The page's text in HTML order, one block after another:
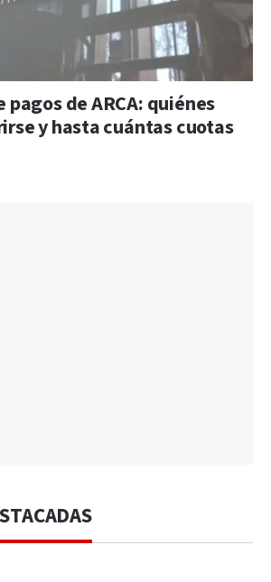
pagos de ARCA: quiénes
y hasta cuántas cuotas